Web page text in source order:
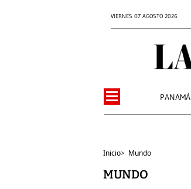
VIERNES 07 AGOSTO 2026
PANAMÁ
Inicio> Mundo
MUNDO